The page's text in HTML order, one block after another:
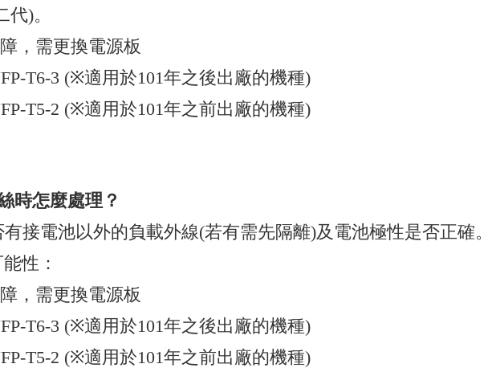
)。
，需更換電源板
3 (※適用於101年之後出廠的機種)
2 (※適用於101年之前出廠的機種)
時怎麼處理？
接電池以外的負載外線(若有需先隔離)及電池極性是否正確。
性：
，需更換電源板
3 (※適用於101年之後出廠的機種)
2 (※適用於101年之前出廠的機種)